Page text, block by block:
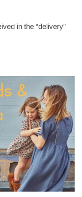
in the “delivery”